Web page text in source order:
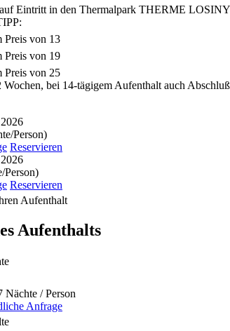
Eintritt in den Thermalpark THERME LOSINY
Preis von 13
Preis von 19
Preis von 25
bei 14-tägigem Aufenthalt auch
Person)
Reservieren
Person)
Reservieren
Aufenthalt
Aufenthalts
Nächte / Person
Anfrage